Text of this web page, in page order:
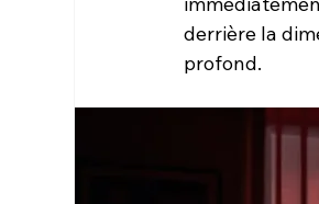
derrière la
profond.